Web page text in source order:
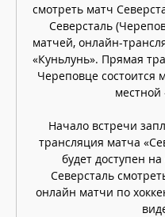
смотреть матч
Северсталь
матчей, онлайн-
«Куньлунь». Прямая
Череповце состоится
Начало встречи
трансляция матча
будет доступен
Северсталь
онлайн матчи по